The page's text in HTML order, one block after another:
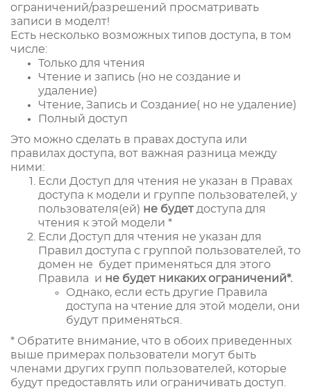
ограничений/разрешений просматривать
записи в моделт!
Есть несколько возможных типов доступа, в том
числе:
Только для чтения
Чтение и запись (но не создание и
удаление)
Чтение, Запись и Создание( но не удаление)
Полный доступ
Это можно сделать в правах доступа или
правилах доступа, вот важная разница между
ними:
Если Доступ для чтения не указан в Правах
доступа к модели и группе пользователей, у
пользователя(ей) не будетдоступа для
чтения к этой модели *
Если Доступ для чтения не указан для
Правил доступа с группой пользователей, то
домен не будет применяться для этого
Правила и не будет никаких ограничений*.
Однако, если есть другие Правила
доступа на чтение для этой модели, они
будут применяться.
* Обратите внимание, что в обоих приведенных
выше примерах пользователи могут быть
членами других групп пользователей, которые
будут предоставлять или ограничивать доступ.